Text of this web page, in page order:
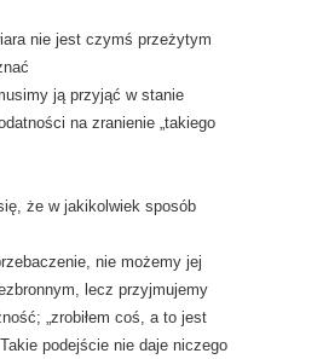
nie jest czymś przeżytym
ją przyjąć w stanie
na zranienie „takiego
że w jakikolwiek sposób
nie możemy jej
lecz przyjmujemy
„zrobiłem coś, a to jest
podejście nie daje niczego